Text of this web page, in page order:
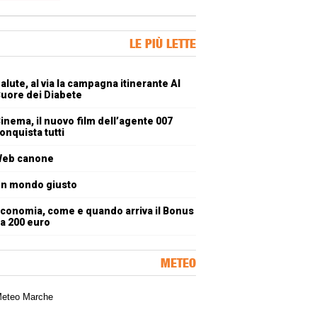
LE PIÙ LETTE
al via la campagna itinerante Al
dei Diabete
il nuovo film dell’agente 007
tutti
canone
mondo giusto
come e quando arriva il Bonus
200 euro
METEO
meteorologica delle Marche